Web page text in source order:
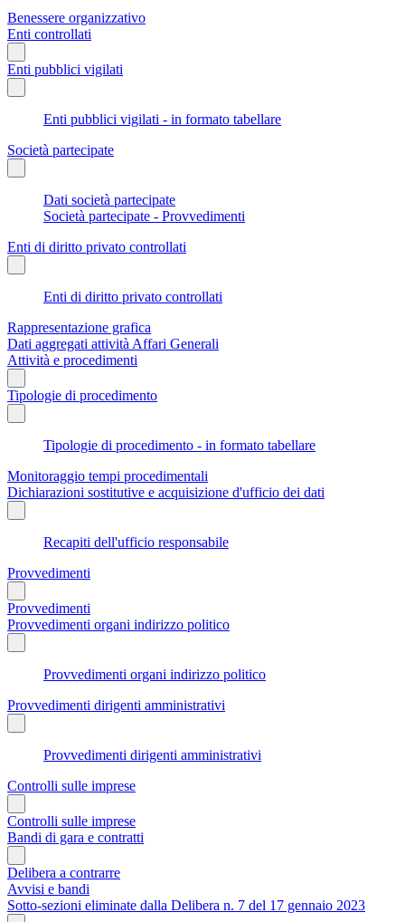
Benessere organizzativo
Enti controllati
Enti pubblici vigilati
Enti pubblici vigilati - in formato tabellare
Società partecipate
Dati società partecipate
Società partecipate - Provvedimenti
Enti di diritto privato controllati
Enti di diritto privato controllati
Rappresentazione grafica
Dati aggregati attività Affari Generali
Attività e procedimenti
Tipologie di procedimento
Tipologie di procedimento - in formato tabellare
Monitoraggio tempi procedimentali
Dichiarazioni sostitutive e acquisizione d'ufficio dei dati
Recapiti dell'ufficio responsabile
Provvedimenti
Provvedimenti
Provvedimenti organi indirizzo politico
Provvedimenti organi indirizzo politico
Provvedimenti dirigenti amministrativi
Provvedimenti dirigenti amministrativi
Controlli sulle imprese
Controlli sulle imprese
Bandi di gara e contratti
Delibera a contrarre
Avvisi e bandi
Sotto-sezioni eliminate dalla Delibera n. 7 del 17 gennaio 2023